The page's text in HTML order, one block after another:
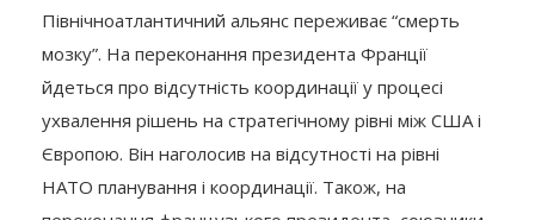
Північноатлантичний альянс переживає “смерть
мозку”. На переконання президента Франції
йдеться про відсутність координації у процесі
ухвалення рішень на стратегічному рівні між США і
Європою. Він наголосив на відсутності на рівні
НАТО планування і координації. Також, на